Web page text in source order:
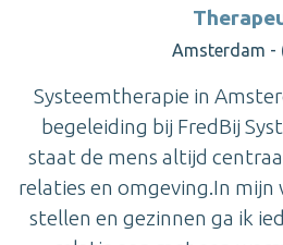
Amsterdam -
Systeemtherapie in
begeleiding bij FredBij
staat de mens altijd
relaties en omgeving.In
stellen en gezinnen ga ik